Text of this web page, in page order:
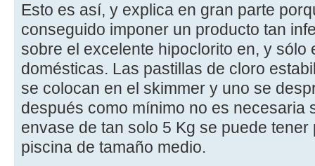
Esto es así, y explica en gran parte
conseguido imponer un producto tan
sobre el excelente hipoclorito en, y sólo
domésticas. Las pastillas de cloro
se colocan en el skimmer y uno se
después como mínimo no es necesaria
envase de tan solo 5 Kg se puede
piscina de tamaño medio.